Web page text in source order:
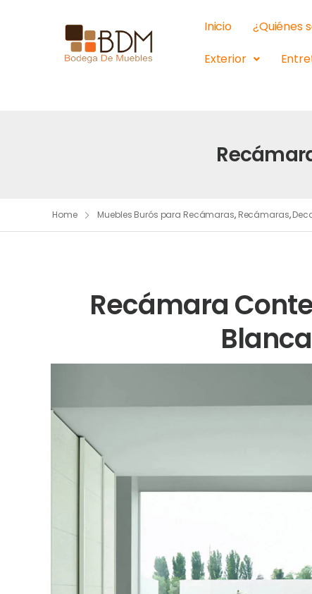
Inicio ¿Quiénes
Exterior
Home Muebles Burós para Recámaras, Recámaras,
Recámara